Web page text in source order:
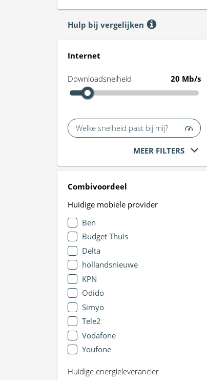
Hulp bij vergelijken
Internet
Downloadsnelheid 20 Mb/s
Welke snelheid past bij mij?
MEER FILTERS
Combivoordeel
Huidige mobiele provider
Ben
Budget Thuis
Delta
hollandsnieuwe
KPN
Odido
Simyo
Tele2
Vodafone
Youfone
Huidige energieleverancier